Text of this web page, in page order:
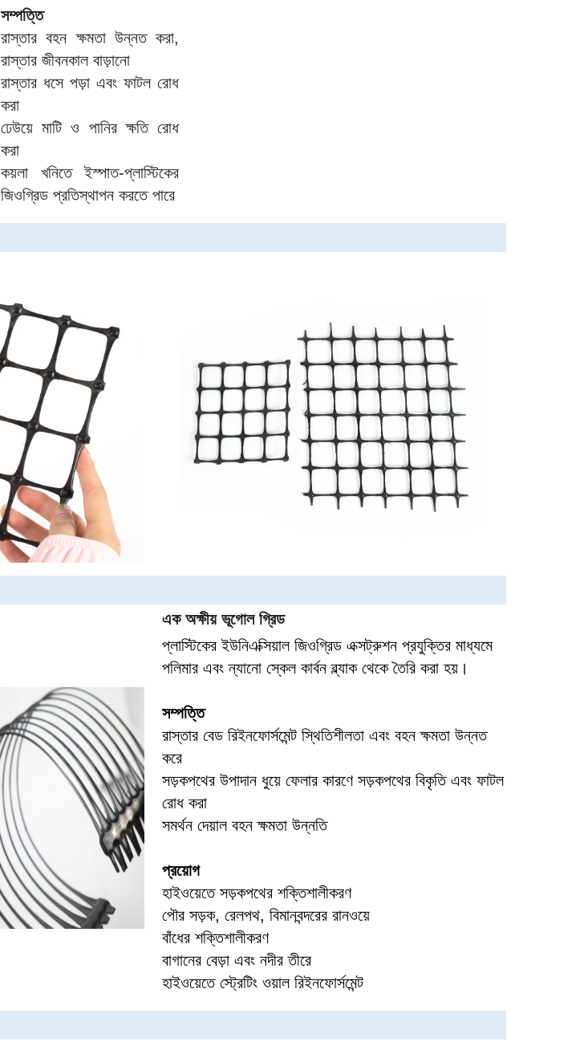
সম্পত্তি
রাস্তার বহন ক্ষমতা উন্নত করা,
রাস্তার জীবনকাল বাড়ানো
রাস্তার ধসে পড়া এবং ফাটল রোধ
করা
ঢেউয়ে মাটি ও পানির ক্ষতি রোধ
করা
কয়লা খনিতে ইস্পাত-প্লাস্টিকের
জিওগ্রিড প্রতিস্থাপন করতে পারে
এক অক্ষীয় ভূগোল গ্রিড
প্লাস্টিকের ইউনিএক্সিয়াল জিওগ্রিড এক্সট্রুশন প্রযুক্তির মাধ্যমে
পলিমার এবং ন্যানো স্কেল কার্বন ব্ল্যাক থেকে তৈরি করা হয়।
সম্পত্তি
রাস্তার বেড রিইনফোর্সমেন্ট স্থিতিশীলতা এবং বহন ক্ষমতা উন্নত
করে
সড়কপথের উপাদান ধুয়ে ফেলার কারণে সড়কপথের বিকৃতি এবং ফাটল
রোধ করা
সমর্থন দেয়াল বহন ক্ষমতা উন্নতি
প্রয়োগ
হাইওয়েতে সড়কপথের শক্তিশালীকরণ
পৌর সড়ক, রেলপথ, বিমানবন্দরের রানওয়ে
বাঁধের শক্তিশালীকরণ
বাগানের বেড়া এবং নদীর তীরে
হাইওয়েতে স্ট্রেটিং ওয়াল রিইনফোর্সমেন্ট